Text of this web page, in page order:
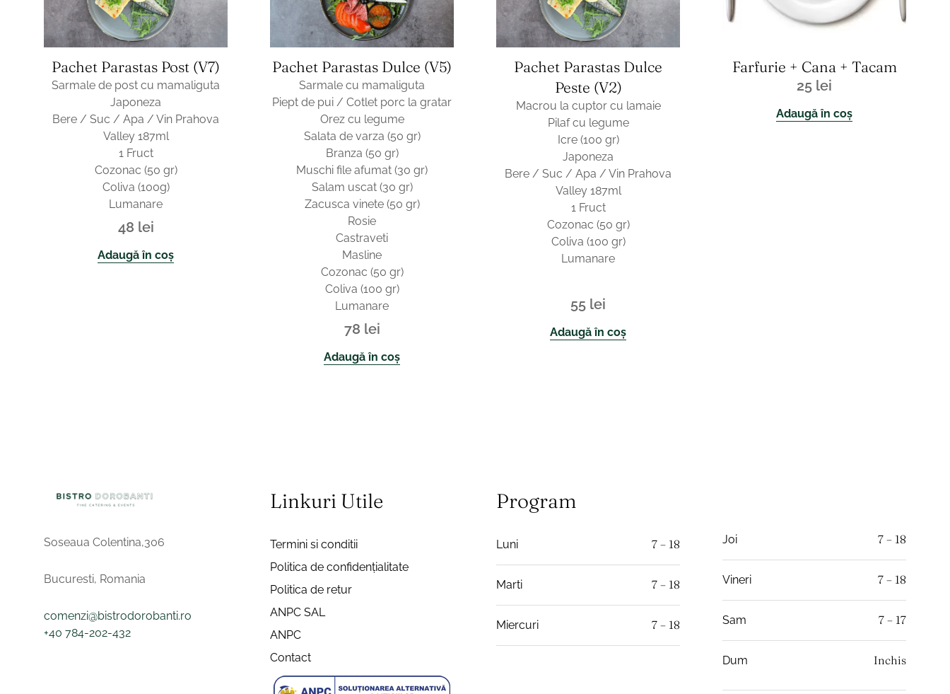
Pachet Parastas Post (v7)
Sarmale de post cu mamaliguta
Japoneza
Bere / Suc / Apa / Vin Prahova
Valley 187ml
1 Fruct
Cozonac (50 gr)
Coliva (100g)
Lumanare
48 lei
Adaugă în coș
Pachet Parastas Dulce (v5)
Sarmale cu mamaliguta
Piept de pui / Cotlet porc la gratar
Orez cu legume
Salata de varza (50 gr)
Branza (50 gr)
Muschi file afumat (30 gr)
Salam uscat (30 gr)
Zacusca vinete (50 gr)
Rosie
Castraveti
Masline
Cozonac (50 gr)
Coliva (100 gr)
Lumanare
78 lei
Adaugă în coș
Pachet Parastas Dulce
Peste (v2)
Macrou la cuptor cu lamaie
Pilaf cu legume
Icre (100 gr)
Japoneza
Bere / Suc / Apa / Vin Prahova
Valley 187ml
1 Fruct
Cozonac (50 gr)
Coliva (100 gr)
Lumanare
55 lei
Adaugă în coș
Farfurie + Cana + Tacam
25 lei
Adaugă în coș
Soseaua Colentina,306
Bucuresti, Romania
comenzi@bistrodorobanti.ro
+40 784-202-432
Linkuri Utile
Termini si conditii
Politica de confidențialitate
Politica de retur
ANPC SAL
ANPC
Contact
Program
Luni 7 – 18
Marti 7 – 18
Miercuri 7 – 18
Joi 7 – 18
Vineri 7 – 18
Sam 7 – 17
Dum Inchis